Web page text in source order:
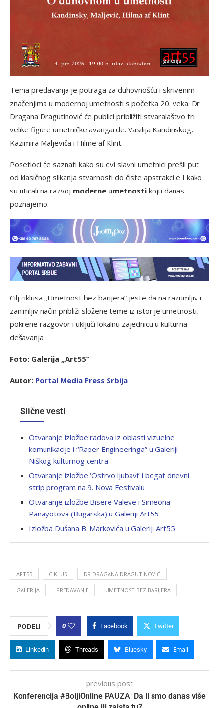
Tema predavanja je potraga za duhovnošću i skrivenim
značenjima u modernoj umetnosti s početka 20. veka. Dr
Dragana Dragutinović će publici približiti stvaralaštvo tri
velike figure umetničke avangarde: Vasilija Kandinskog,
Kazimira Maljeviča i Hilme af Klint.
Posetioci će saznati kako su ovi slavni umetnici prešli put
od klasičnog slikanja stvarnosti do čiste apstrakcije I kako
su uticali na razvoj moderne umetnosti koju danas
poznajemo.
Cilj ciklusa „Umetnost bez barijera” jeste da na razumljiv i
zanimljiv način približi složene teme iz istorije umetnosti,
pokrene razgovor i uključi lokalnu zajednicu u kulturna
dešavanja.
Foto: Galerija „Art55”
Autor: Portal Media Press Srbija
Slične vesti
Otvaranje izložbe radova iz oblasti vizuelne
komunikacije i “Raper Engineeringa” u Galeriji
Niškog kulturnog centra
Otvaranje izložbe ‘Ostrvo ljubavi’ i bogat dnevni
strip program na 9. Nova Festivalu
Otvaranje izložbe Bisere Valeve i Simeona
Panayotova (Bugarska) u Galeriji Art55
Izložba Dušana B. Markovića u Galeriji Art55
ART55 CIKLUS DR DRAGANA DRAGUTINOVIĆ
GALERIJA PREDAVANJE UMETNOST BEZ BARIJERA
PODELI 0 Facebook Twitter
Linkedin Threads Bluesky Email
previous post
Konferencija #BoljiOnline PAUZA: Da li smo danas više